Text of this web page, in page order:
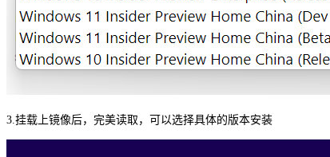
3.挂载上镜像后，完美读取，可以选择具体的版本安装